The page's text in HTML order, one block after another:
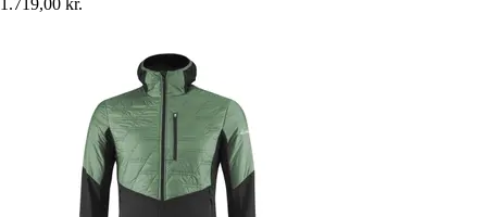
1.719,00 kr.